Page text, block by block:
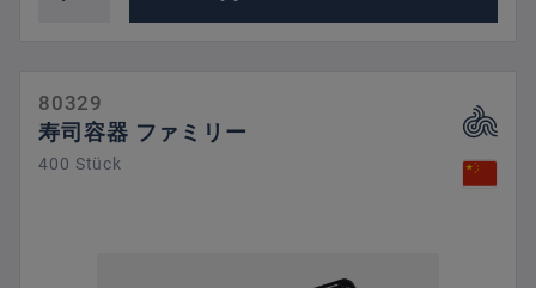
80329
寿司容器 ファミリー
400 Stück